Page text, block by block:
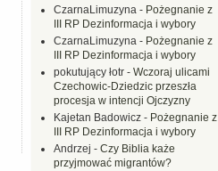
CzarnaLimuzyna - Pożegnanie z
III RP Dezinformacja i wybory
CzarnaLimuzyna - Pożegnanie z
III RP Dezinformacja i wybory
pokutujący łotr - Wczoraj ulicami
Czechowic-Dziedzic przeszła
procesja w intencji Ojczyzny
Kajetan Badowicz - Pożegnanie z
III RP Dezinformacja i wybory
Andrzej - Czy Biblia każe
przyjmować migrantów?